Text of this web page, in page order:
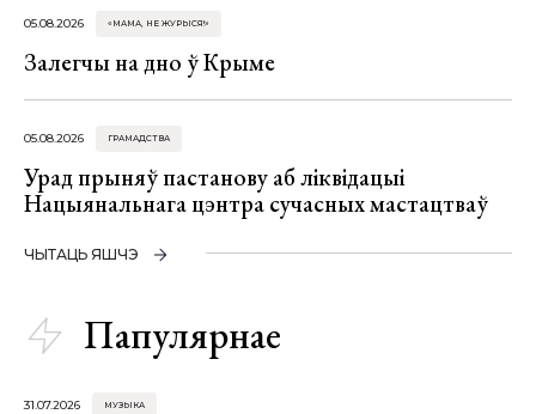
05.08.2026 «МАМА, НЕ ЖУРЫСЯ!»
Залегчы на дно ў Крыме
05.08.2026 ГРАМАДСТВА
Урад прыняў пастанову аб ліквідацыі
Нацыянальнага цэнтра сучасных мастацтваў
ЧЫТАЦЬ ЯШЧЭ
Папулярнае
31.07.2026 МУЗЫКА